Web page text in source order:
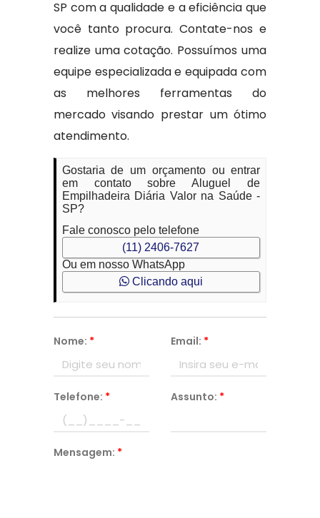
SP com a qualidade e a eficiência que
você tanto procura. Contate-nos e
realize uma cotação. Possuímos uma
equipe especializada e equipada com
as melhores ferramentas do
mercado visando prestar um ótimo
atendimento.
Gostaria de um orçamento ou entrar
em contato sobre Aluguel de
Empilhadeira Diária Valor na Saúde -
SP?
Fale conosco pelo telefone
(11) 2406-7627
Ou em nosso WhatsApp
Clicando aqui
Nome: * Email: *
Telefone: * Assunto: *
Mensagem: *